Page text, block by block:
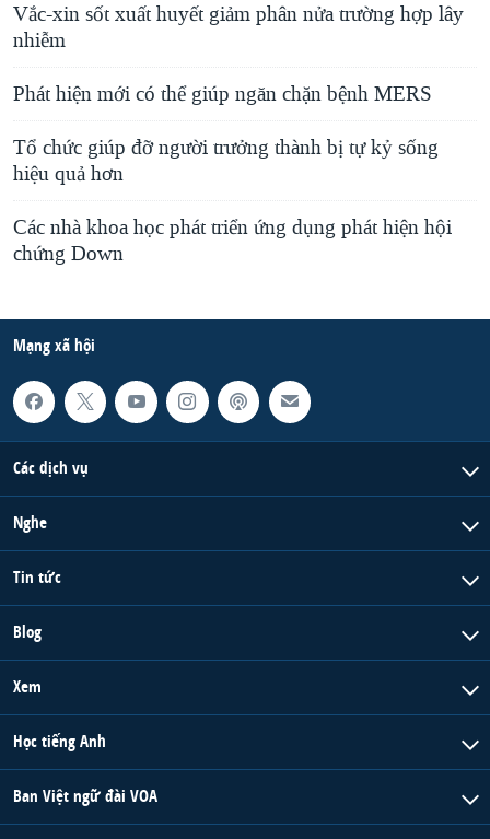
Vắc-xin sốt xuất huyết giảm phân nửa trường hợp lây
nhiễm
Phát hiện mới có thể giúp ngăn chặn bệnh MERS
Tổ chức giúp đỡ người trưởng thành bị tự kỷ sống
hiệu quả hơn
Các nhà khoa học phát triển ứng dụng phát hiện hội
chứng Down
Mạng xã hội
Các dịch vụ
Nghe
Tin tức
Blog
Xem
Học tiếng Anh
Ban Việt ngữ đài VOA